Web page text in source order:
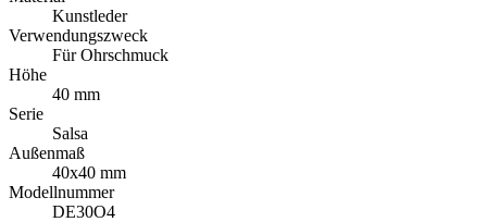
Kunstleder
Verwendungszweck
Für Ohrschmuck
Höhe
40 mm
Serie
Salsa
Außenmaß
40x40 mm
Modellnummer
DE30O4